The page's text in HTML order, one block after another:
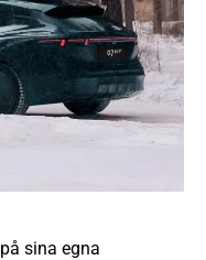
sina egna